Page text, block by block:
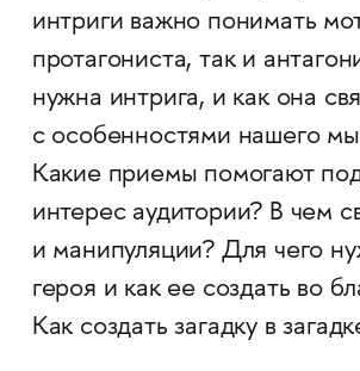
интриги важно понимать
протагониста, так и
нужна интрига, и как она
с особенностями нашего
Какие приемы помогают
интерес аудитории? В чем
и манипуляции? Для чего
героя и как ее создать во
Как создать загадку в